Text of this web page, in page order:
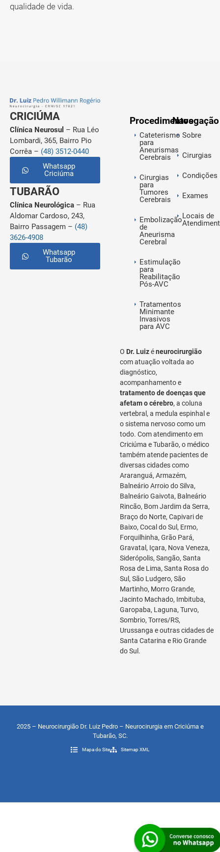
qualidade de vida.
CRICIÚMA
Clínica Neurosul – Rua Léo
Lombardi, 365, Bairro Pio
Corrêa – (48) 3512-0440
Whatsapp
Criciúma
TUBARÃO
Clínica Neurológica – Rua
Aldomar Cardoso, 243,
Bairro Passagem – (48)
3626-4908
Whatsapp
Tubarão
Procedimentos
Cateterismo
para
Aneurismas
Cerebrais
Cirurgias
para
Tumores
Cerebrais
Embolização
de
Aneurisma
Cerebral
Estimulação
para
Reabilitação
Pós-AVC
Tratamentos
Minimante
Invasivos
para AVC
Navegação
Sobre
Cirurgias
Condições
Exames
Locais de
O Dr. Luizéneurocirurgião
com atuação voltada ao
diagnóstico,
acompanhamento e
tratamento de doenças que
afetam o cérebro, a coluna
vertebral, a medula espinhal e
o sistema nervoso como um
todo. Com atendimento em
Criciúma e Tubarão, o médico
também atende pacientes de
diversas cidades como
Araranguá, Armazém,
Balneário Arroio do Silva,
Balneário Gaivota, Balneário
Rincão, Bom Jardim da Serra,
Braço do Norte, Capivari de
Baixo, Cocal do Sul, Ermo,
Forquilhinha, Grão Pará,
Gravatal, Içara, Nova Veneza,
Siderópolis, Sangão, Santa
Rosa de Lima, Santa Rosa do
Sul, São Ludgero, São
Martinho, Morro Grande,
Jacinto Machado, Imbituba,
Garopaba, Laguna, Turvo,
Sombrio, Torres/RS,
Urussanga e outras cidades de
Santa Catarina e Rio Grande
do Sul.
2025 – Neurocirurgião Dr. Luiz Pedro – Neurocirurgia em Criciúma e
Tubarão, SC.
Mapa do Site Sitemap XML